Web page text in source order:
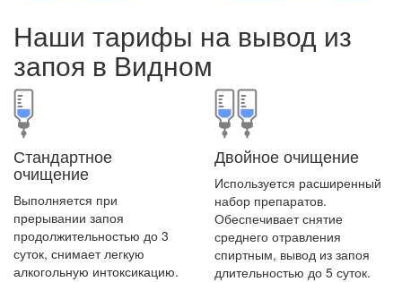
Наши тарифы на вывод из
запоя в Видном
Стандартное
очищение
Выполняется при
прерывании запоя
продолжительностью до 3
суток, снимает легкую
алкогольную интоксикацию.
Двойное очищение
Используется расширенный
набор препаратов.
Обеспечивает снятие
среднего отравления
спиртным, вывод из запоя
длительностью до 5 суток.